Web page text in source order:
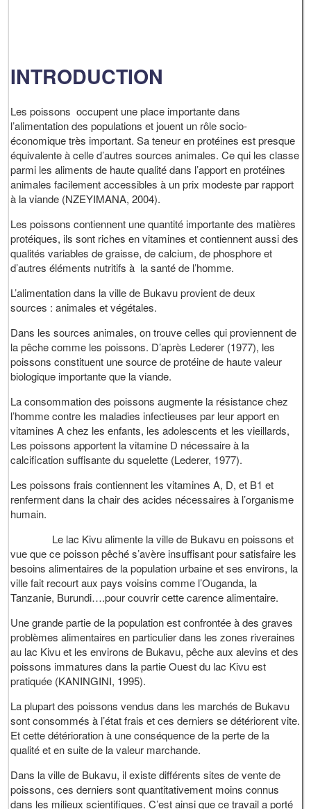
INTRODUCTION
Les poissons occupent une place importante dans
l’alimentation des populations et jouent un rôle socio-
économique très important. Sa teneur en protéines est presque
équivalente à celle d’autres sources animales. Ce qui les classe
parmi les aliments de haute qualité dans l’apport en protéines
animales facilement accessibles à un prix modeste par rapport
à la viande (NZEYIMANA, 2004).
Les poissons contiennent une quantité importante des matières
protéiques, ils sont riches en vitamines et contiennent aussi des
qualités variables de graisse, de calcium, de phosphore et
d’autres éléments nutritifs à la santé de l’homme.
L’alimentation dans la ville de Bukavu provient de deux
sources : animales et végétales.
Dans les sources animales, on trouve celles qui proviennent de
la pêche comme les poissons. D’après Lederer (1977), les
poissons constituent une source de protéine de haute valeur
biologique importante que la viande.
La consommation des poissons augmente la résistance chez
l’homme contre les maladies infectieuses par leur apport en
vitamines A chez les enfants, les adolescents et les vieillards,
Les poissons apportent la vitamine D nécessaire à la
calcification suffisante du squelette (Lederer, 1977).
Les poissons frais contiennent les vitamines A, D, et B1 et
renferment dans la chair des acides nécessaires à l’organisme
humain.
Le lac Kivu alimente la ville de Bukavu en poissons et
vue que ce poisson pêché s’avère insuffisant pour satisfaire les
besoins alimentaires de la population urbaine et ses environs, la
ville fait recourt aux pays voisins comme l’Ouganda, la
Tanzanie, Burundi….pour couvrir cette carence alimentaire.
Une grande partie de la population est confrontée à des graves
problèmes alimentaires en particulier dans les zones riveraines
au lac Kivu et les environs de Bukavu, pêche aux alevins et des
poissons immatures dans la partie Ouest du lac Kivu est
pratiquée (KANINGINI, 1995).
La plupart des poissons vendus dans les marchés de Bukavu
sont consommés à l’état frais et ces derniers se détériorent vite.
Et cette détérioration à une conséquence de la perte de la
qualité et en suite de la valeur marchande.
Dans la ville de Bukavu, il existe différents sites de vente de
poissons, ces derniers sont quantitativement moins connus
dans les milieux scientifiques. C’est ainsi que ce travail a porté